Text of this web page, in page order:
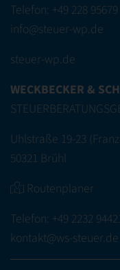
Telefon: +49 228
info@steuer-wp.de
steuer-wp.de
WECKBECKER &
Uhlstraße 19-23
50321 Brühl
Routenplaner
Telefon: +49 2232
kontakt@ws-steuer.de